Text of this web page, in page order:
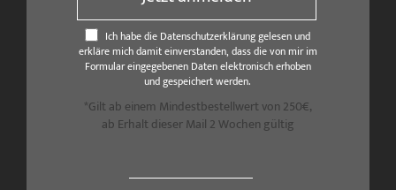
Ich habe die Datenschutzerklärung gelesen und
erkläre mich damit einverstanden, dass die von mir im
Formular eingegebenen Daten elektronisch erhoben
und gespeichert werden.
*Gilt ab einem Mindestbestellwert von 250€,
ab Erhalt dieser Mail 2 Wochen gültig